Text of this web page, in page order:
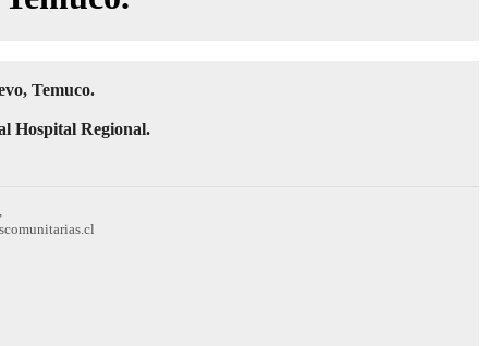
Temuco.
Hospital Regional.